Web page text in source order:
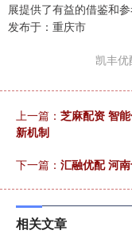
展提供了有益的借鉴和参
发布于：重庆市
凯丰优
上一篇： 芝麻配资 智
新机制
下一篇： 汇融优配 河
相关文章